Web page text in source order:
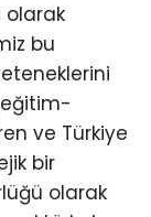
olarak
bu
ve Türkiye
bir
olarak